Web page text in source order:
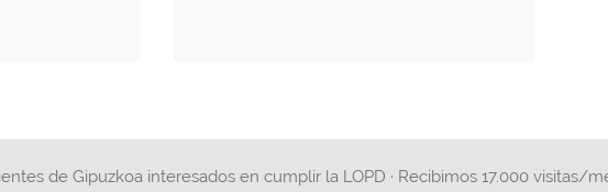
de Gipuzkoa interesados en cumplir la LOPD · Recibimos 17.000 visitas/